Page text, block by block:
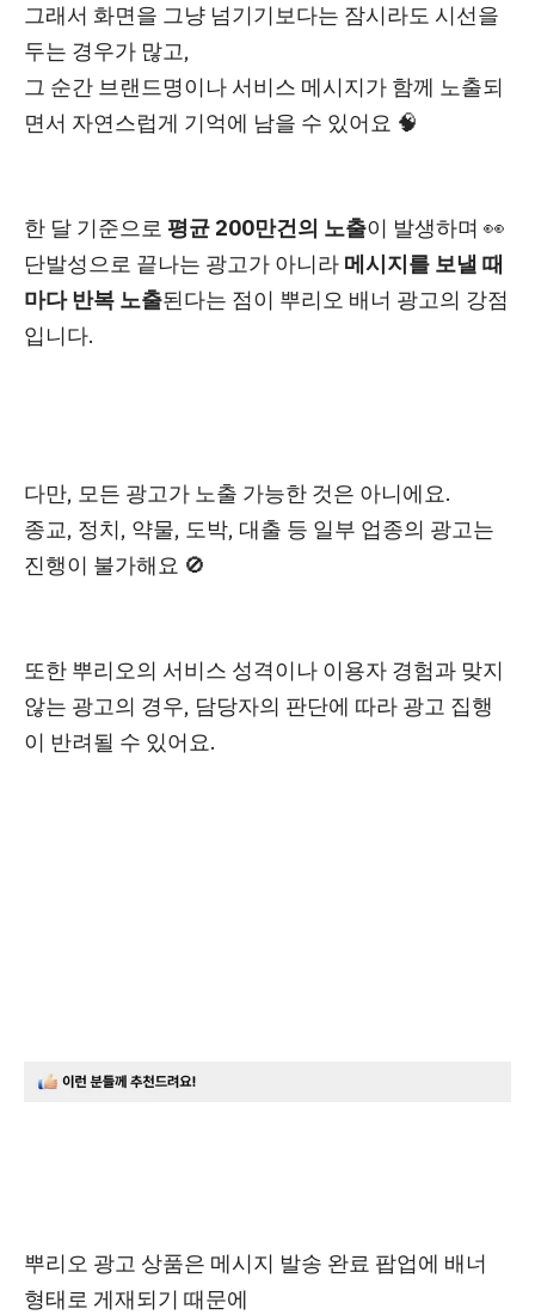
그래서 화면을 그냥 넘기기보다는 잠시라도 시선을
두는 경우가 많고,
그 순간 브랜드명이나 서비스 메시지가 함께 노출되
면서 자연스럽게 기억에 남을 수 있어요 🧠
한 달 기준으로 평균 200만건의 노출이 발생하며 👀
단발성으로 끝나는 광고가 아니라 메시지를 보낼 때
마다 반복 노출된다는 점이 뿌리오 배너 광고의 강점
입니다.
다만, 모든 광고가 노출 가능한 것은 아니에요.
종교, 정치, 약물, 도박, 대출 등 일부 업종의 광고는
진행이 불가해요 🚫
또한 뿌리오의 서비스 성격이나 이용자 경험과 맞지
않는 광고의 경우, 담당자의 판단에 따라 광고 집행
이 반려될 수 있어요.
뿌리오 광고 상품은 메시지 발송 완료 팝업에 배너
형태로 게재되기 때문에